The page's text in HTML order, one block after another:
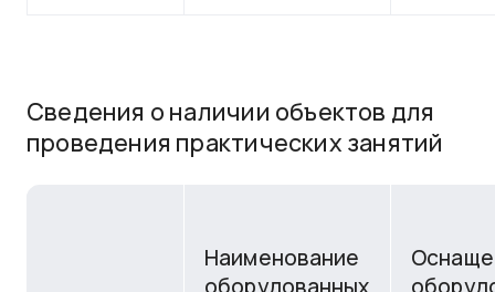
Сведения о наличии объектов для
проведения практических занятий
Наименование